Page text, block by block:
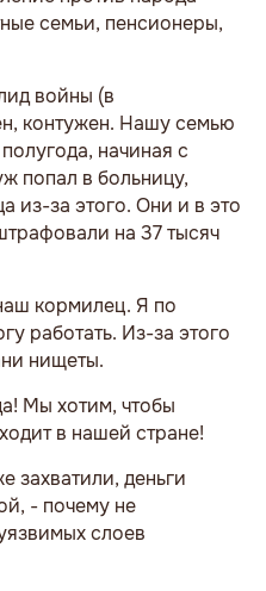
семьи, пенсионеры,
войны (в
контужен. Нашу семью
начиная с
попал в больницу,
из-за этого. Они и в это
на 37 тысяч
кормилец. Я по
работать. Из-за этого
нищеты.
Мы хотим, чтобы
в нашей стране!
захватили, деньги
- почему не
слоев